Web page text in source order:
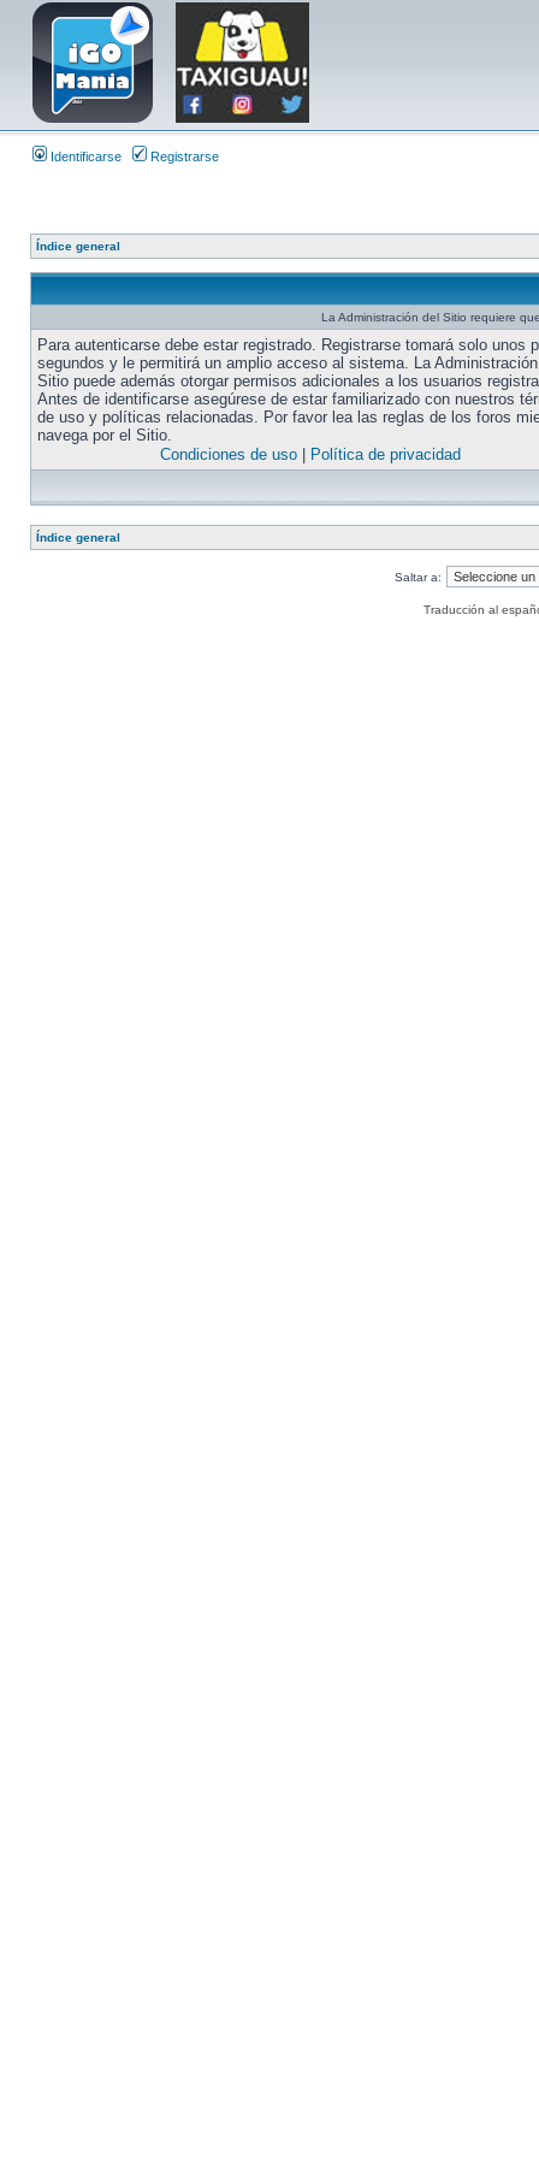
Identificarse Registrarse
Índice general
La Administración del Sitio requiere
Para autenticarse debe estar registrado. Registrarse tomará solo unos
segundos y le permitirá un amplio acceso al sistema. La
Sitio puede además otorgar permisos adicionales a los usuarios
Antes de identificarse asegúrese de estar familiarizado con nuestros
de uso y políticas relacionadas. Por favor lea las reglas de los foros
navega por el Sitio.
Condiciones de uso| Política de privacidad
Índice general
Saltar a:
Traducción al